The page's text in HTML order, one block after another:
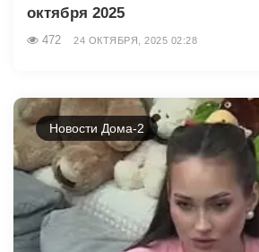
октября 2025
472 24 ОКТЯБРЯ, 2025 02:28
Новости Дома-2